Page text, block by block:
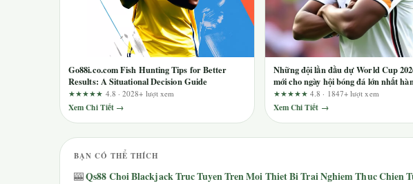
Go88i.co.com Fish Hunting Tips for Better
Results: A Situational Decision Guide
★★★★★ 4.8 · 2028+ lượt xem
Xem Chi Tiết →
Những đội lần đầu dự World Cup
mới cho ngày hội bóng đá lớn nhất
★★★★★4.8 · 1847+ lượt xem
Xem Chi Tiết →
BẠN CÓ THỂ THÍCH
🎰Qs88 Choi Blackjack Truc Tuyen Tren Moi Thiet Bi Trai Nghiem Thuc Chien